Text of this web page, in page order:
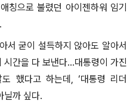
칭으로 불렸던 아이젠하워 임기
서 굳이 설득하지 않아도 알아서
시간을 다 보낸다…대통령이 가진
했다고 하는데, ‘대통령 리더
닐까 싶다.